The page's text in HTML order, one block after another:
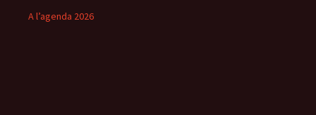
A l’agenda 2026